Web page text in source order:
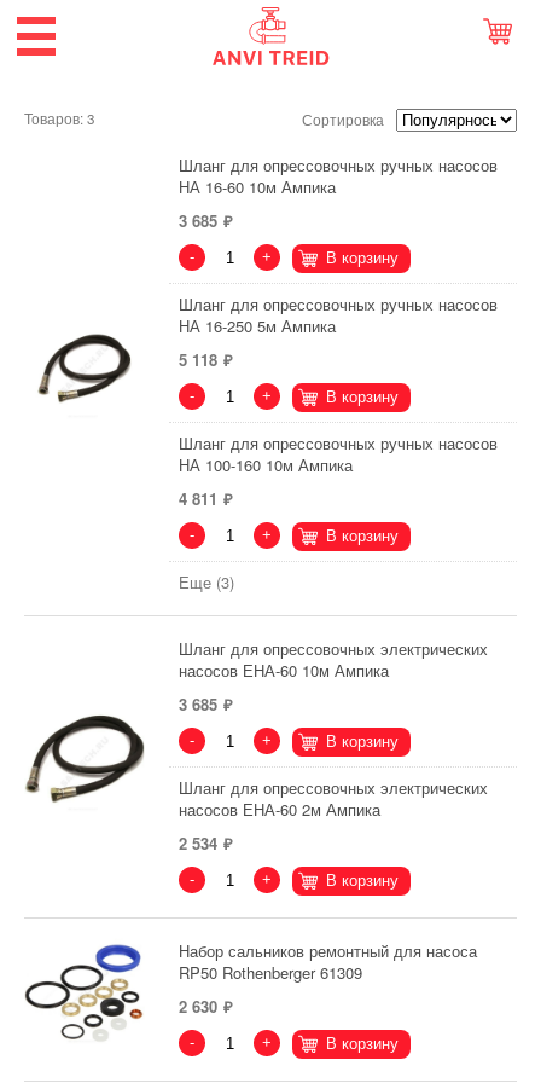
Товаров: 3 Сортировка
Шланг для опрессовочных ручных насосов
НА 16-60 10м Ампика
3 685
- + В корзину
Шланг для опрессовочных ручных насосов
НА 16-250 5м Ампика
5 118
- + В корзину
Шланг для опрессовочных ручных насосов
НА 100-160 10м Ампика
4 811
- + В корзину
Еще (3)
Шланг для опрессовочных электрических
насосов ЕНА-60 10м Ампика
3 685
- + В корзину
Шланг для опрессовочных электрических
насосов ЕНА-60 2м Ампика
2 534
- + В корзину
Набор сальников ремонтный для насоса
RP50 Rothenberger 61309
2 630
- + В корзину